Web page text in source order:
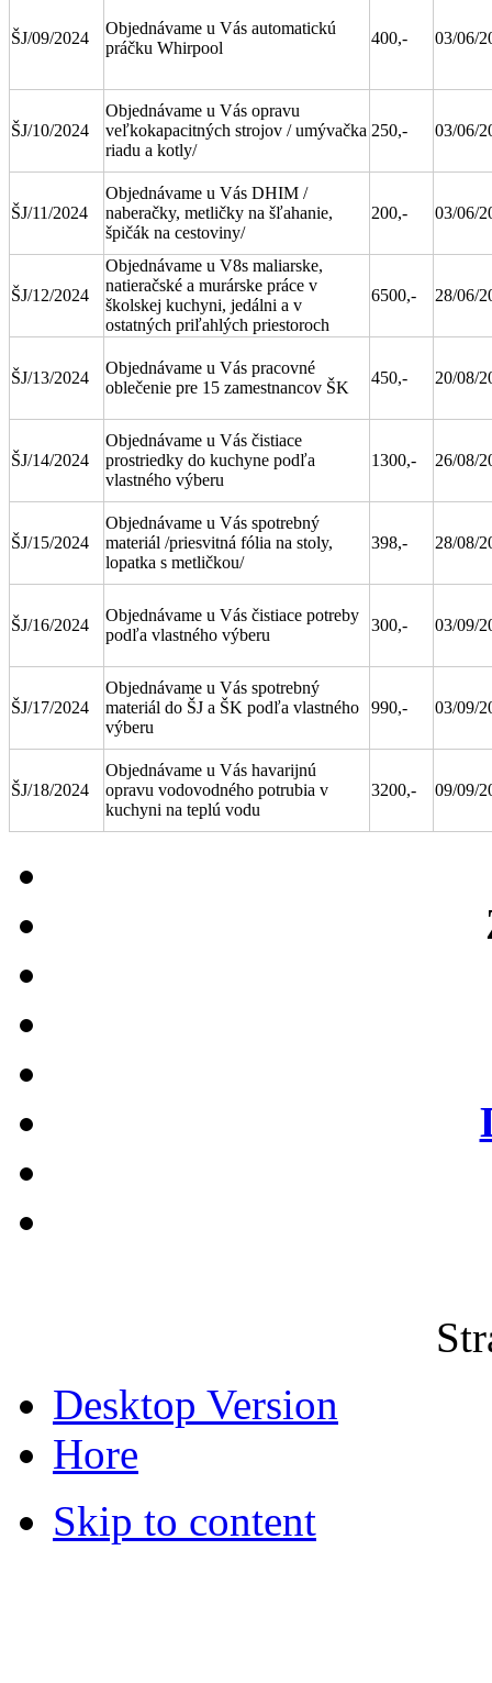
ŠJ/09/2024
Objednávame u Vás automatickú
práčku Whirpool
400,- 03/06/
ŠJ/10/2024
Objednávame u Vás opravu
veľkokapacitných strojov / umývačka
riadu a kotly/
250,- 03/06/
ŠJ/11/2024
Objednávame u Vás DHIM /
naberačky, metličky na šľahanie,
špičák na cestoviny/
200,- 03/06/
ŠJ/12/2024
Objednávame u V8s maliarske,
natieračské a murárske práce v
školskej kuchyni, jedálni a v
ostatných priľahlých priestoroch
6500,- 28/06/
ŠJ/13/2024
Objednávame u Vás pracovné
oblečenie pre 15 zamestnancov ŠK
450,- 20/08/
ŠJ/14/2024
Objednávame u Vás čistiace
prostriedky do kuchyne podľa
vlastného výberu
1300,- 26/08/
ŠJ/15/2024
Objednávame u Vás spotrebný
materiál /priesvitná fólia na stoly,
lopatka s metličkou/
398,- 28/08/
ŠJ/16/2024
Objednávame u Vás čistiace potreby
podľa vlastného výberu
300,- 03/09/
ŠJ/17/2024
Objednávame u Vás spotrebný
materiál do ŠJ a ŠK podľa vlastného
výberu
990,- 03/09/
ŠJ/18/2024
Objednávame u Vás havarijnú
opravu vodovodného potrubia v
kuchyni na teplú vodu
3200,- 09/09/
Desktop Version
Hore
Skip to content